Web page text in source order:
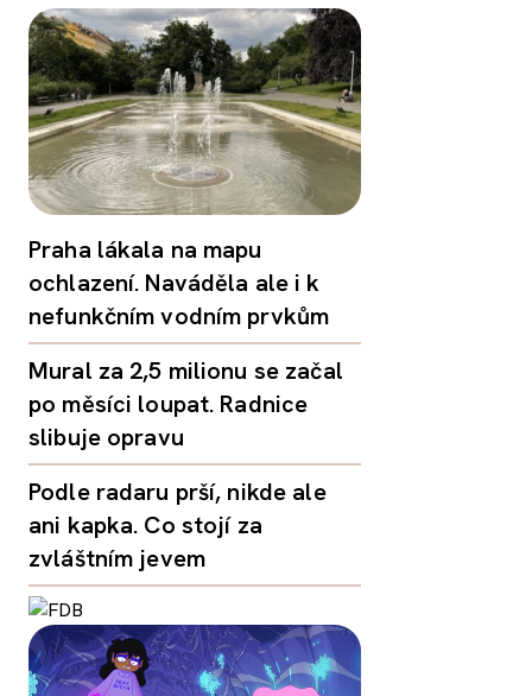
Praha lákala na mapu
ochlazení. Naváděla ale i k
nefunkčním vodním prvkům
Mural za 2,5 milionu se začal
po měsíci loupat. Radnice
slibuje opravu
Podle radaru prší, nikde ale
ani kapka. Co stojí za
zvláštním jevem